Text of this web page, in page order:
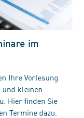
im
Ihre Vorlesung
kleinen
Hier finden Sie
Termine dazu.